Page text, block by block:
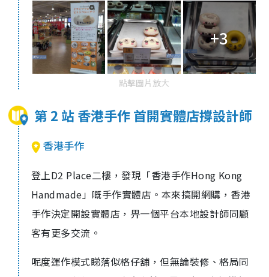
+3
點擊圖片放大
第 2 站 香港手作 首開實體店撐設計師
香港手作
登上D2 Place二樓，發現「香港手作Hong Kong
Handmade」嘅手作實體店。本來搞開網購，香港
手作決定開設實體店，畀一個平台本地設計師同顧
客有更多交流。
呢度運作模式睇落似格仔舖，但無論裝修、格局同